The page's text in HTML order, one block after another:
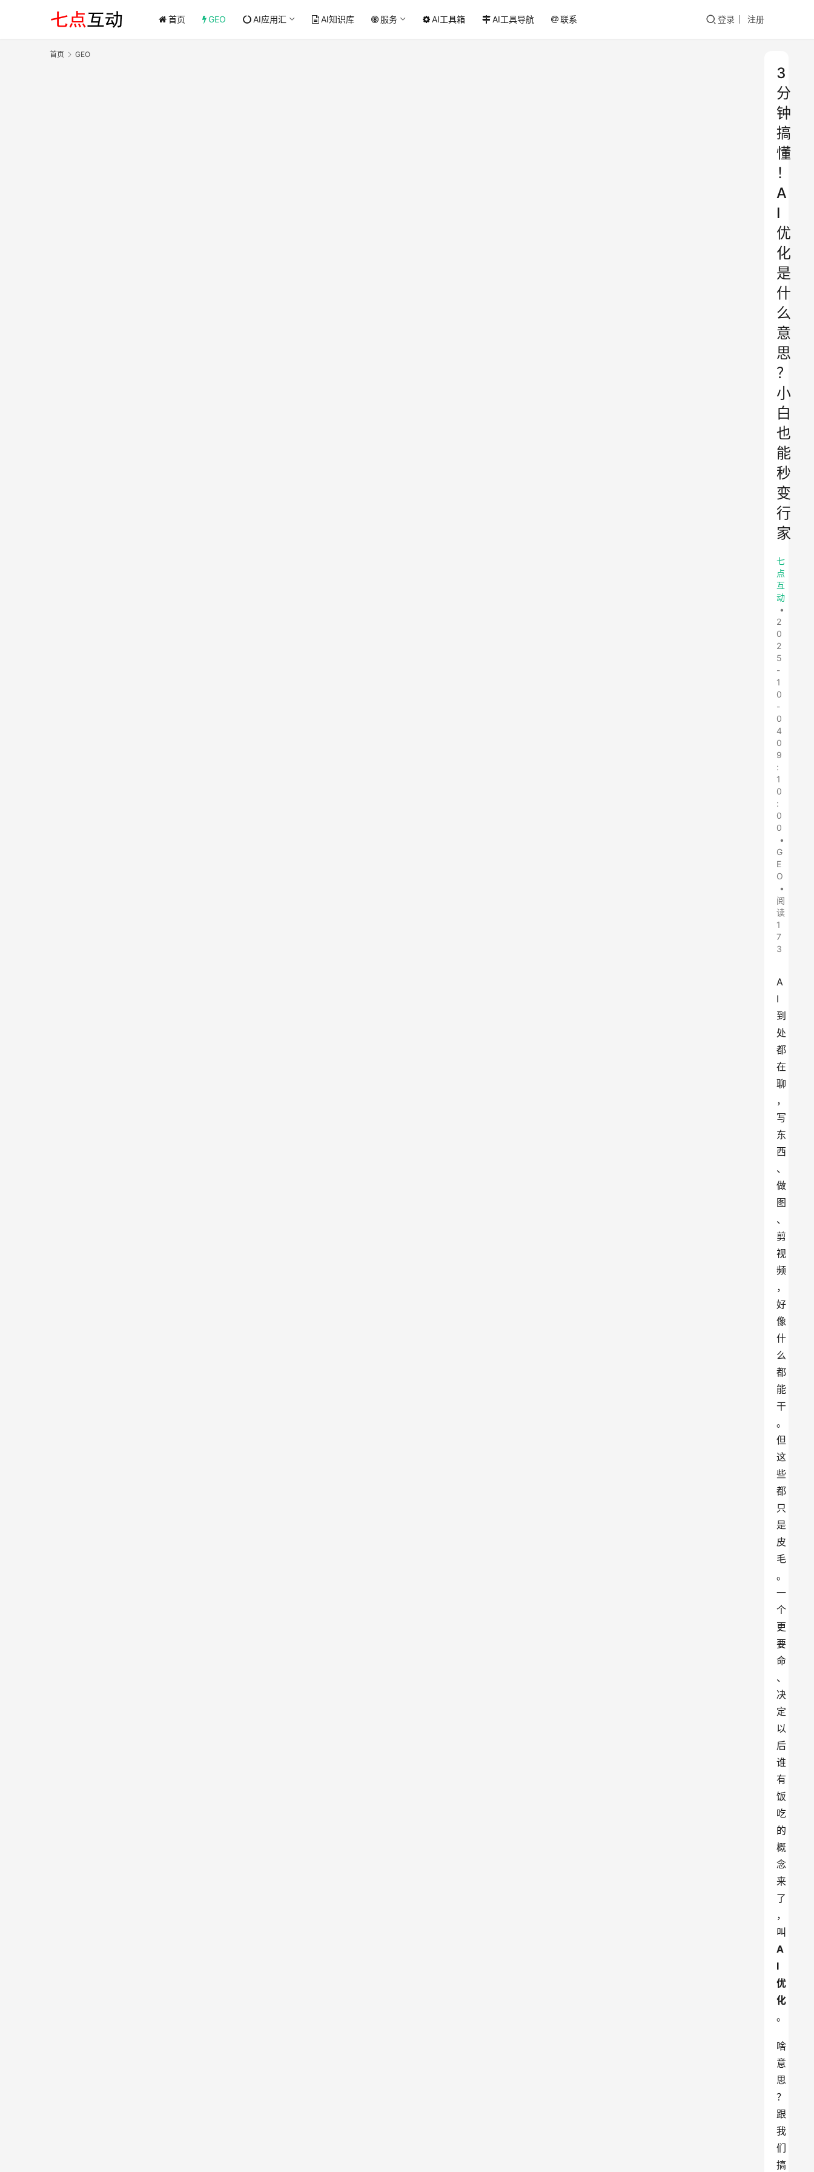
首页 GEO AI应用汇 AI知识库 服务 AI工具箱 AI工具导航 联系 登录 注册
首页 GEO
3
分
钟
搞
懂
！
A
I
优
化
是
什
么
意
思
？
小
白
也
能
秒
变
行
家
七
点
互
动
•
2
0
2
5
-
1
0
-
0
4
0
9
:
1
0
:
0
0
•
G
E
O
•
阅
读
1
7
3
A
I
到
处
都
在
聊
，
写
东
西
、
做
图
、
剪
视
频
，
好
像
什
么
都
能
干
。
但
这
些
都
只
是
皮
毛
。
一
个
更
要
命
、
决
定
以
后
谁
有
饭
吃
的
概
念
来
了
，
叫
A
I
优
化
。
啥
意
思
？
跟
我
们
搞